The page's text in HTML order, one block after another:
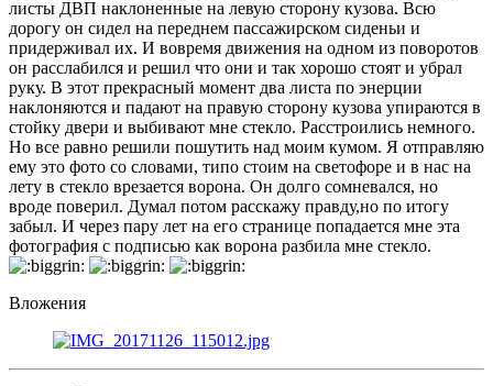
листы ДВП наклоненные на левую сторону кузова. Всю
дорогу он сидел на переднем пассажирском сиденьи и
придерживал их. И вовремя движения на одном из поворотов
он расслабился и решил что они и так хорошо стоят и убрал
руку. В этот прекрасный момент два листа по энерции
наклоняются и падают на правую сторону кузова упираются в
стойку двери и выбивают мне стекло. Расстроились немного.
Но все равно решили пошутить над моим кумом. Я отправляю
ему это фото со словами, типо стоим на светофоре и в нас на
лету в стекло врезается ворона. Он долго сомневался, но
вроде поверил. Думал потом расскажу правду,но по итогу
забыл. И через пару лет на его странице попадается мне эта
фотография с подписью как ворона разбила мне стекло.
Вложения